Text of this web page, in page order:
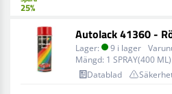
25%
Autolack 41360 -
Lager: 9 i lager
Mängd: 1 SPRAY(400 ML)
Datablad